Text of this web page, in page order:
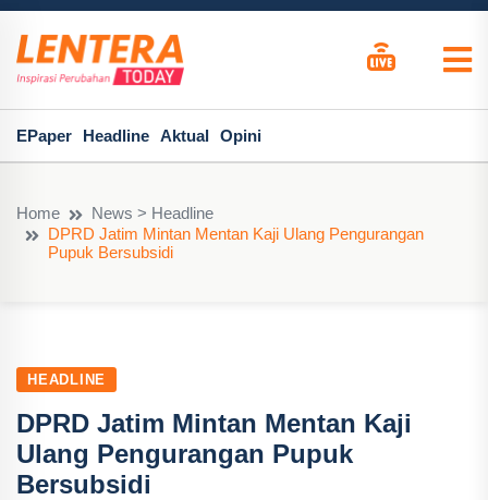
EPaper Headline Aktual Opini
Home
News > Headline
DPRD Jatim Mintan Mentan Kaji Ulang Pengurangan
Pupuk Bersubsidi
HEADLINE
DPRD Jatim Mintan Mentan Kaji
Ulang Pengurangan Pupuk
Bersubsidi